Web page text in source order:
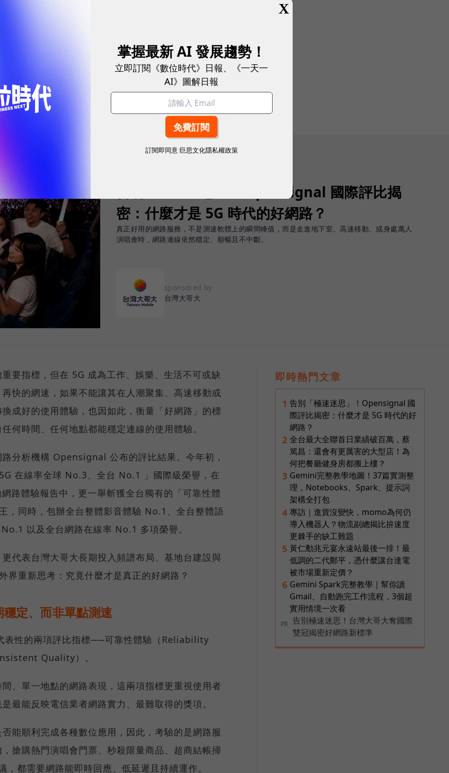
告別「極速迷思」！Opensignal 國際評比揭
密：什麼才是 5G 時代的好網路？
真正好用的網路服務，不是測速軟體上的瞬間峰值，而是走進地下室、高速移動、或身處萬人
演唱會時，網路連線依然穩定、順暢且不中斷。
sponsored by
台灣大哥大
要指標，但在 5G 成為工作、娛樂、生活不可或缺
快的網速，如果不能讓其在人潮聚集、高速移動或
成好的使用體驗，也因如此，衡量「好網路」的標
何時間、任何地點都能穩定連線的使用體驗。
分析機構 Opensignal 公布的評比結果。今年初，
在線率全球 No.3、全台 No.1 」國際級榮譽，在
路體驗報告中，更一舉斬獲全台獨有的「可靠性體
，同時，包辦全台整體影音體驗 No.1、全台整體語
以及全台網路在線率 No.1 多項榮譽。
代表台灣大哥大長期投入頻譜布局、基地台建設與
界重新思考：究竟什麼才是真正的好網路？
定、而非單點測速
性的兩項評比指標──可靠性體驗（Reliability
Quality）。
、單一地點的網路表現，這兩項指標更重視使用者
最能反映電信業者網路實力、最難取得的獎項。
能順利完成各種數位應用，因此，考驗的是網路服
搶購熱門演唱會門票、秒殺限量商品、超商結帳掃
都需要網路能即時回應、低延遲且持續運作。
即時熱門文章
1 告別「極速迷思」！Opensignal 國
際評比揭密：什麼才是 5G 時代的好
網路？
2 全台最大全聯首日業績破百萬，蔡
篤昌：還會有更厲害的大型店！為
何把餐廳健身房都搬上樓？
3 Gemini完整教學地圖！37篇實測整
理，Notebooks、Spark、提示詞
架構全打包
4 專訪｜進貨沒變快，momo為何仍
導入機器人？物流副總揭比拚速度
更棘手的缺工難題
5 黃仁勳兆元宴永遠站最後一排！最
低調的二代鄭平，憑什麼讓台達電
被市場重新定價？
6 Gemini Spark完整教學｜幫你讀
Gmail、自動跑完工作流程，3個超
實用情境一次看
PR
告別極速迷思！台灣大哥大奪國際
雙冠揭密好網路新標準
X
掌握最新 AI 發展趨勢！
立即訂閱《數位時代》日報、《一天一
AI》圖解日報
訂閱即同意 巨思文化隱私權政策